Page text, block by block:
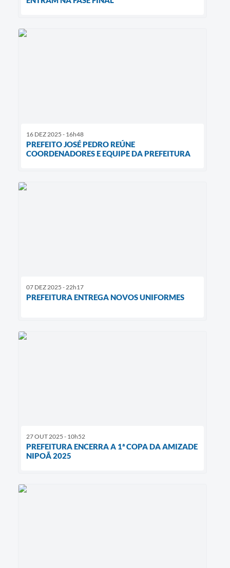
16 DEZ 2025 - 16h48
PREFEITO JOSÉ PEDRO REÚNE
COORDENADORES E EQUIPE DA PREFEITURA
07 DEZ 2025 - 22h17
PREFEITURA ENTREGA NOVOS UNIFORMES
27 OUT 2025 - 10h52
PREFEITURA ENCERRA A 1ª COPA DA AMIZADE
NIPOÃ 2025